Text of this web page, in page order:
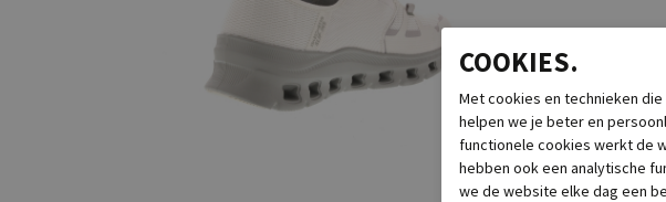
COOKIES.
Met cookies en technieken die
helpen we je beter en
functionele cookies werkt de
hebben ook een analytische
we de website elke dag een